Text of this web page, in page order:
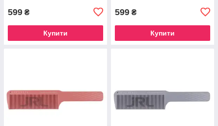
599 ₴
Купити
599 ₴
Купити